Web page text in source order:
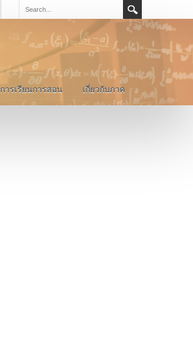
การเรียนการสอน เกี่ยวกับภาค